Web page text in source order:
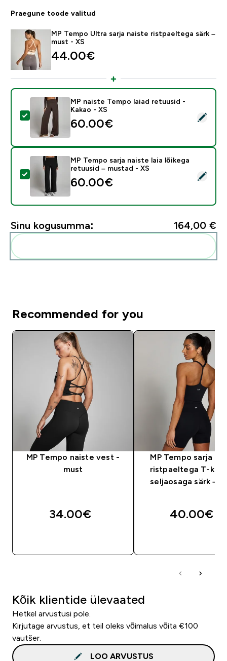
Praegune toode valitud
MP Tempo Ultra sarja naiste ristpaeltega särk –
must - XS
44.00€‎
Vali see toode - MP naiste Tempo laiad retuusid -
MP naiste Tempo laiad retuusid -
Kakao - XS
60.00€‎
Vali see toode - MP Tempo sarja naiste laia lõikega
MP Tempo sarja naiste laia lõikega
retuusid – mustad - XS
60.00€‎
Sinu kogusumma: 164,00 €‎
Recommended for you
MP Tempo naiste vest -
must
34.00€‎
MP Tempo sarja
ristpaeltega T-
seljaosaga särk –
40.00€‎
Kõik klientide ülevaated
Hetkel arvustusi pole.
Kirjutage arvustus, et teil oleks võimalus võita €100
vautšer.
LOO ARVUSTUS